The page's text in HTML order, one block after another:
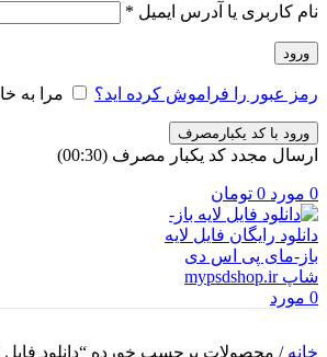
نام کاربری یا آدرس ایمیل *
ورود
رمز عبور را فراموش کرده اید؟ مرا به
ورود با کد یکبارمصرف
ارسال مجدد کد یکبار مصرف (00:
30
)
0 مورد 0 تومان
0 مورد
خانه/ محصولات برچسب خورده “دانلود فایل